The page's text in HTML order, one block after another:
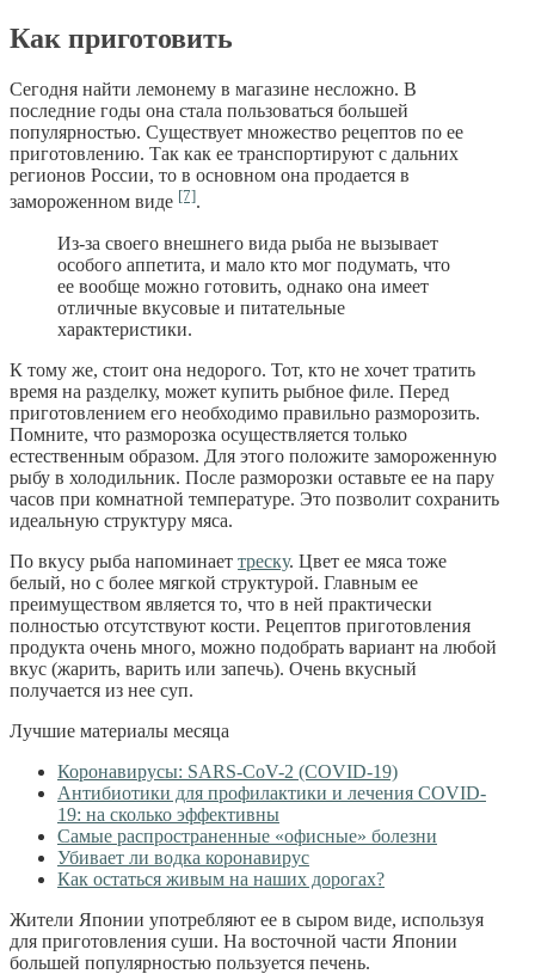
Как приготовить
Сегодня найти лемонему в магазине несложно. В
последние годы она стала пользоваться большей
популярностью. Существует множество рецептов по ее
приготовлению. Так как ее транспортируют с дальних
регионов России, то в основном она продается в
замороженном виде [7].
Из-за своего внешнего вида рыба не вызывает
особого аппетита, и мало кто мог подумать, что
ее вообще можно готовить, однако она имеет
отличные вкусовые и питательные
характеристики.
К тому же, стоит она недорого. Тот, кто не хочет тратить
время на разделку, может купить рыбное филе. Перед
приготовлением его необходимо правильно разморозить.
Помните, что разморозка осуществляется только
естественным образом. Для этого положите замороженную
рыбу в холодильник. После разморозки оставьте ее на пару
часов при комнатной температуре. Это позволит сохранить
идеальную структуру мяса.
По вкусу рыба напоминает треску. Цвет ее мяса тоже
белый, но с более мягкой структурой. Главным ее
преимуществом является то, что в ней практически
полностью отсутствуют кости. Рецептов приготовления
продукта очень много, можно подобрать вариант на любой
вкус (жарить, варить или запечь). Очень вкусный
получается из нее суп.
Лучшие материалы месяца
Коронавирусы: SARS-CoV-2 (COVID-19)
Антибиотики для профилактики и лечения COVID-
19: на сколько эффективны
Самые распространенные «офисные» болезни
Убивает ли водка коронавирус
Как остаться живым на наших дорогах?
Жители Японии употребляют ее в сыром виде, используя
для приготовления суши. На восточной части Японии
большей популярностью пользуется печень.